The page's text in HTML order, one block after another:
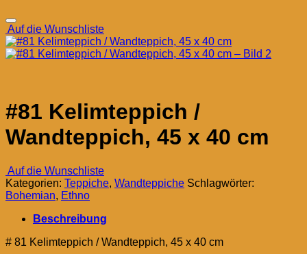
Auf die Wunschliste
#81 Kelimteppich /
Wandteppich, 45 x 40 cm
Auf die Wunschliste
Kategorien: Teppiche, Wandteppiche Schlagwörter:
Bohemian, Ethno
Beschreibung
# 81 Kelimteppich / Wandteppich, 45 x 40 cm